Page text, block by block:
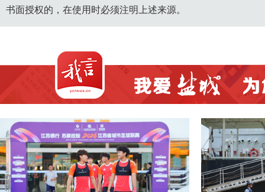
书面授权的，在使用时必须注明上述来源。